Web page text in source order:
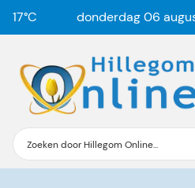
17°C donderdag 06